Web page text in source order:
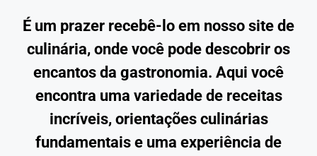
É um prazer recebê-lo em nosso site de
culinária, onde você pode descobrir os
encantos da gastronomia. Aqui você
encontra uma variedade de receitas
incríveis, orientações culinárias
fundamentais e uma experiência de